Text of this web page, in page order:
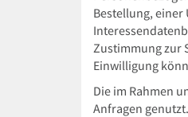
Bestellung, einer
Zustimmung zur
Einwilligung
Die im Rahmen
Anfragen genutzt.